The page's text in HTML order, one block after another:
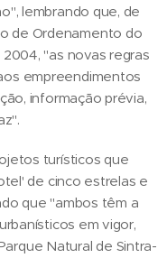
lembrando que, de
de Ordenamento do
"as novas regras
empreendimentos
informação prévia,
turísticos que
de cinco estrelas e
que "ambos têm a
em vigor,
Natural de Sintra-